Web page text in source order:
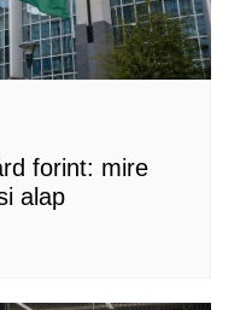
forint: mire
alap